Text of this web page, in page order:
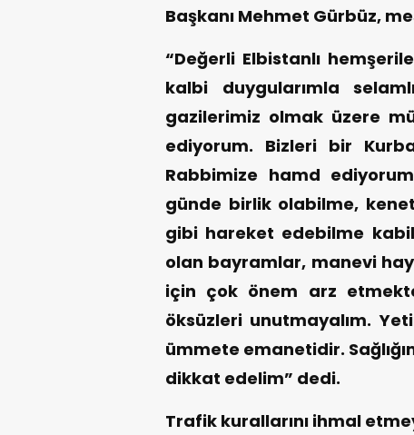
Başkanı Mehmet Gürbüz,
“Değerli Elbistanlı
kalbi duygularımla
gazilerimiz olmak üzere
ediyorum. Bizleri bir
Rabbimize hamd
günde birlik olabilme,
gibi hareket edebilme
olan bayramlar, manevi
için çok önem arz
öksüzleri unutmayalım.
ümmete emanetidir.
dikkat edelim” dedi.
Trafik kurallarını ihmal